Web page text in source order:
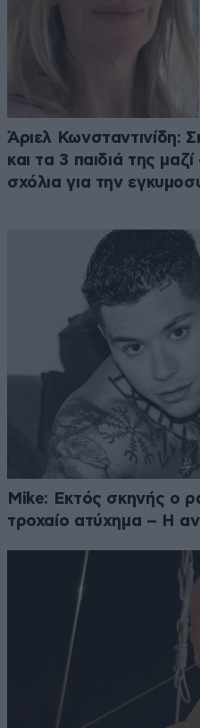
Άριελ Κωνσταντινίδη:
και τα 3 παιδιά της
σχόλια για την
Mike: Εκτός σκηνής ο
τροχαίο ατύχημα – Η